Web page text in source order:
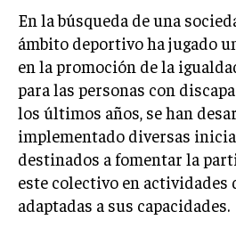
LIFESTYLE
En la búsqueda de una
ámbito deportivo ha jugado
en la promoción de la
para las personas con
los últimos años, se han
implementado diversas
destinados a fomentar la
este colectivo en actividades
adaptadas a sus capacidades.